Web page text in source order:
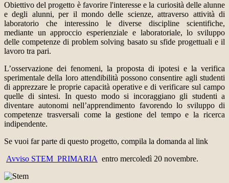
Obiettivo del progetto è favorire l'interesse e la curiosità delle alunne
e degli alunni, per il mondo delle scienze, attraverso attività di
laboratorio che interessino le diverse discipline scientifiche,
mediante un approccio esperienziale e laboratoriale, lo sviluppo
delle competenzediproblem solving basato su sfide progettuali e il
lavoro tra pari.
L’osservazione dei fenomeni, la proposta di ipotesi e la verifica
sperimentale della loro attendibilità possono consentire agli studenti
di apprezzare le proprie capacità operative e di verificare sul campo
quelle di sintesi. In questo modo si incoraggiano gli studenti a
diventare autonomi nell’apprendimento favorendo lo sviluppo di
competenze trasversali come la gestione del tempo e la ricerca
indipendente.
Se vuoi far parte di questo progetto, compila la domanda al link
Avviso STEM_PRIMARIA entro mercoledì 20 novembre.